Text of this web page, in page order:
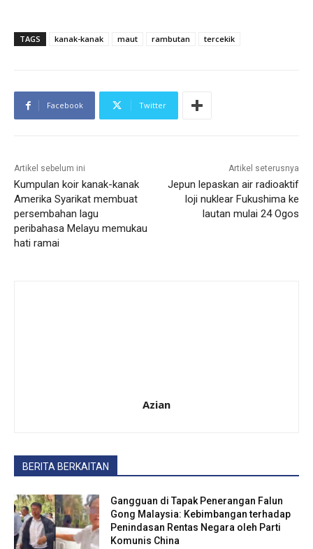
TAGS kanak-kanak maut rambutan tercekik
Facebook Twitter
Artikel sebelum ini
Kumpulan koir kanak-kanak
Amerika Syarikat membuat
persembahan lagu
peribahasa Melayu memukau
hati ramai
Artikel seterusnya
Jepun lepaskan air radioaktif
loji nuklear Fukushima ke
lautan mulai 24 Ogos
Azian
BERITA BERKAITAN
Gangguan di Tapak Penerangan Falun
Gong Malaysia: Kebimbangan terhadap
Penindasan Rentas Negara oleh Parti
Komunis China